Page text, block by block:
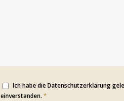
Ich habe die Datenschutzerklärung
einverstanden.*